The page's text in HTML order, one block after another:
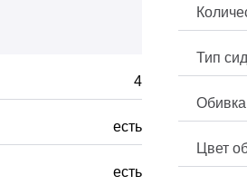
Тип
Цвет
4
есть
есть